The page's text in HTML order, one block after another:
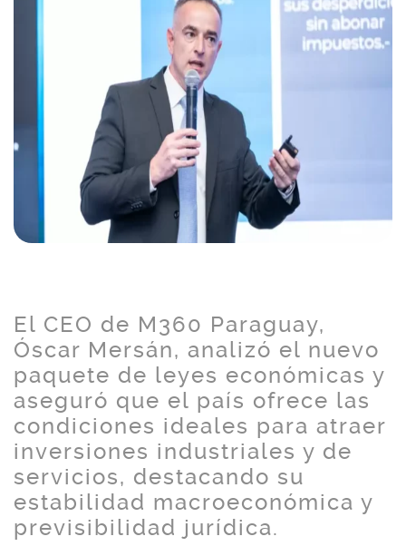
El CEO de M360 Paraguay,
Óscar Mersán, analizó el nuevo
paquete de leyes económicas y
aseguró que el país ofrece las
condiciones ideales para atraer
inversiones industriales y de
servicios, destacando su
estabilidad macroeconómica y
previsibilidad jurídica.